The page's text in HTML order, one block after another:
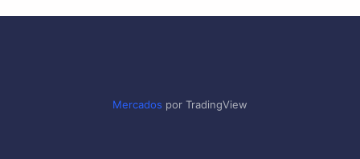
Mercados por TradingView